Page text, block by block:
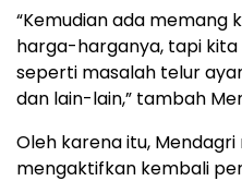
“Kemudian ada memang
harga-harganya, tapi
seperti masalah telur
dan lain-lain,” tambah
Oleh karena itu,
mengaktifkan kembali